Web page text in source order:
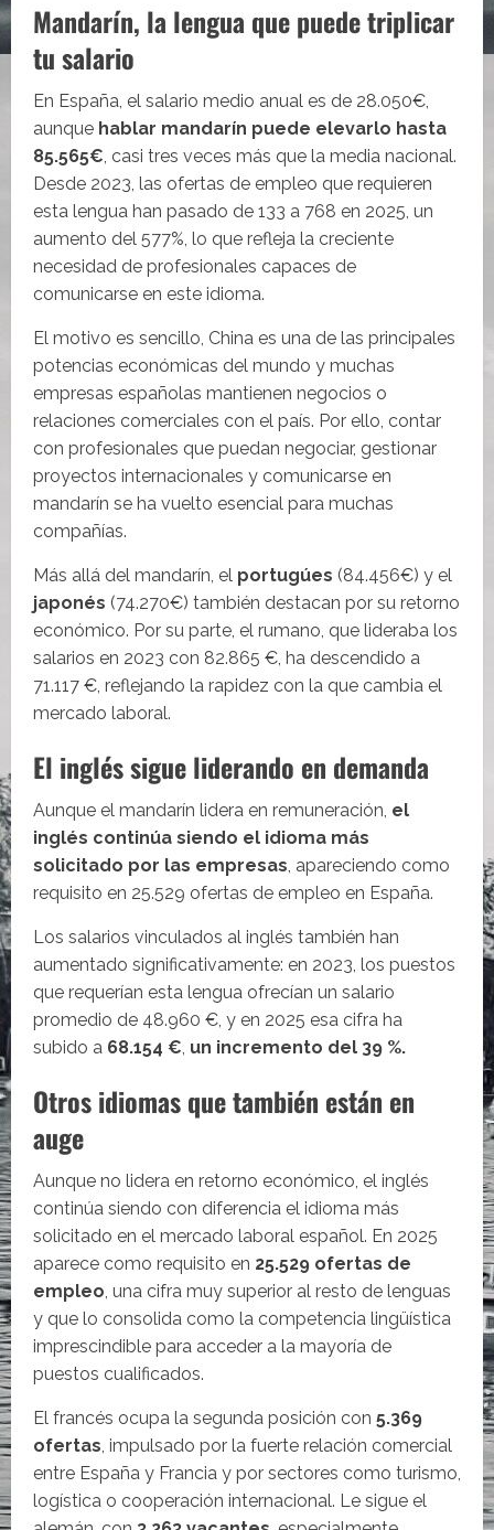
Mandarín, la lengua que puede triplicar
tu salario
En España, el salario medio anual es de 28.050€,
aunque hablar mandarín puede elevarlo hasta
85.565€, casi tres veces más que la media nacional.
Desde 2023, las ofertas de empleo que requieren
esta lengua han pasado de 133 a 768 en 2025, un
aumento del 577%, lo que refleja la creciente
necesidad de profesionales capaces de
comunicarse en este idioma.
El motivo es sencillo, China es una de las principales
potencias económicas del mundo y muchas
empresas españolas mantienen negocios o
relaciones comerciales con el país. Por ello, contar
con profesionales que puedan negociar, gestionar
proyectos internacionales y comunicarse en
mandarín se ha vuelto esencial para muchas
compañías.
Más allá del mandarín, el portugúes (84.456€) y el
japonés (74.270€) también destacan por su retorno
económico. Por su parte, el rumano, que lideraba los
salarios en 2023 con 82.865 €, ha descendido a
71.117 €, reflejando la rapidez con la que cambia el
mercado laboral.
El inglés sigue liderando en demanda
Aunque el mandarín lidera en remuneración, el
inglés continúa siendo el idioma más
solicitado por las empresas, apareciendo como
requisito en 25.529 ofertas de empleo en España.
Los salarios vinculados al inglés también han
aumentado significativamente: en 2023, los puestos
que requerían esta lengua ofrecían un salario
promedio de 48.960 €, y en 2025 esa cifra ha
subido a 68.154 €, un incremento del 39 %.
Otros idiomas que también están en
auge
Aunque no lidera en retorno económico, el inglés
continúa siendo con diferencia el idioma más
solicitado en el mercado laboral español. En 2025
aparece como requisito en 25.529 ofertas de
empleo, una cifra muy superior al resto de lenguas
y que lo consolida como la competencia lingüística
imprescindible para acceder a la mayoría de
puestos cualificados.
El francés ocupa la segunda posición con 5.369
ofertas, impulsado por la fuerte relación comercial
entre España y Francia y por sectores como turismo,
logística o cooperación internacional. Le sigue el